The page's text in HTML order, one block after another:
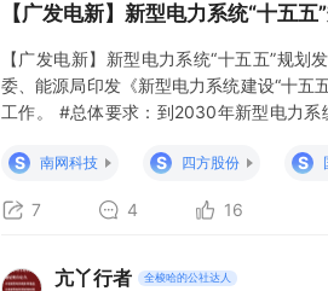
【广发电新】新型电力系统“十五
【广发电新】新型电力系统“十五五”规
委、能源局印发《新型电力系统建设“十五
工作。 #总体要求：到2030年新型电力
“（八）规划建设海上输电网络”，指向加快
S 南网科技 S 四方股份 S
7 4 16
亢丫行者 全梭哈的公社达人